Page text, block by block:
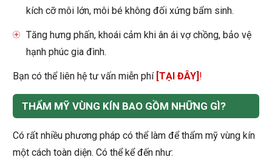
kích cỡ môi lớn, môi bé không đối xứng bẩm sinh.
Tăng hưng phấn, khoái cảm khi ân ái vợ chồng, bảo vệ
hạnh phúc gia đình.
Bạn có thể liên hệ tư vấn miễn phí [TẠI ĐÂY] !
THẨM MỸ VÙNG KÍN BAO GỒM NHỮNG GÌ?
Có rất nhiều phương pháp có thể làm để thẩm mỹ vùng kín
một cách toàn diện. Có thể kể đến như: